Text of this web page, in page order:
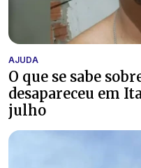
AJUDA
O que se sabe
desapareceu em
julho